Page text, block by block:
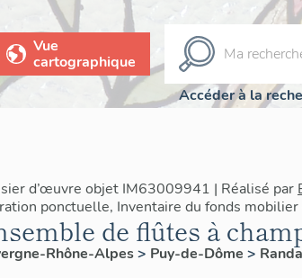
Vue
cartographique
Accéder à la
d’œuvre objet IM63009941 | Réalisé par
ponctuelle, Inventaire du fonds mobilier
de flûtes à
Rhône-Alpes> Puy-de-Dôme >